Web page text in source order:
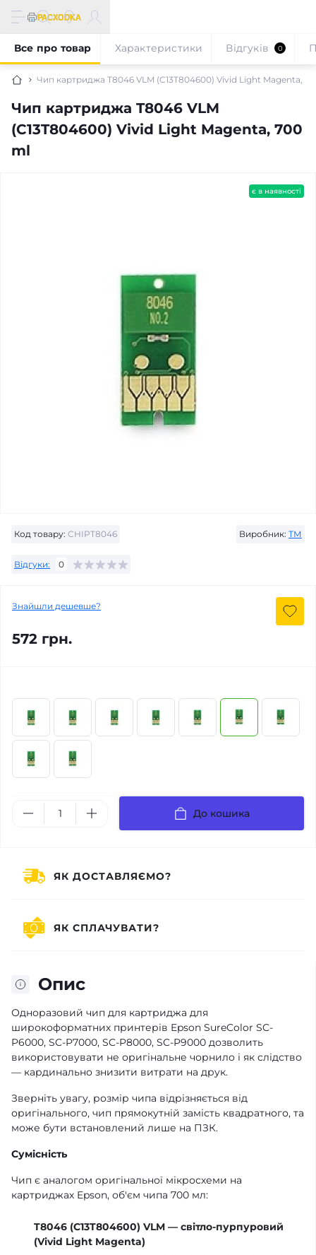
Чип картриджа T8046 VLM (C13T804600) Vivid Light Magenta,
Чип картриджа T8046 VLM
(C13T804600) Vivid Light Magenta, 700
ml
Все про товар Характеристики Відгуків 0
є в наявності
Код товару: CHIPT8046 Виробник: ТМ
Відгуки: 0
Знайшли дешевше?
572 грн.
До кошика
Опис
Одноразовий чип для картриджа для
широкоформатних принтерів Epson SureColor SC-
P6000, SC-P7000, SC-P8000, SC-P9000 дозволить
використовувати не оригінальне чорнило і як слідство
— кардинально знизити витрати на друк.
Зверніть увагу, розмір чипа відрізняється від
оригінального, чип прямокутній замість квадратного, та
може бути встановлений лише на ПЗК.
Сумісність
Чип є аналогом оригінальної мікросхеми на
картриджах Epson, об'єм чипа 700 мл:
T8046 (C13T804600) VLM — світло-пурпуровий
(Vivid Light Magenta)
ЯК ДОСТАВЛЯЄМО?
ЯК СПЛАЧУВАТИ?